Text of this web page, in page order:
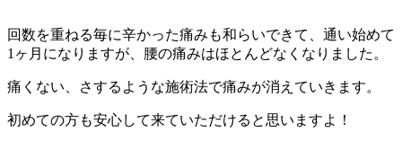
回数を重ねる毎に辛かった痛みも和らいできて、通い始めて
1ヶ月になりますが、腰の痛みはほとんどなくなりました。
痛くない、さするような施術法で痛みが消えていきます。
初めての方も安心して来ていただけると思いますよ！